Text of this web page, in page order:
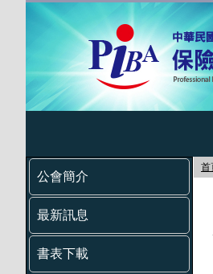
公會簡介
最新訊息
書表下載
首